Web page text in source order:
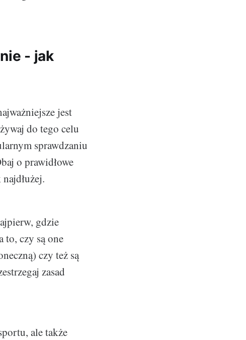
- jak
jest
do tego celu
sprawdzaniu
o prawidłowe
gdzie
to, czy są one
czy też są
zasad
ale także